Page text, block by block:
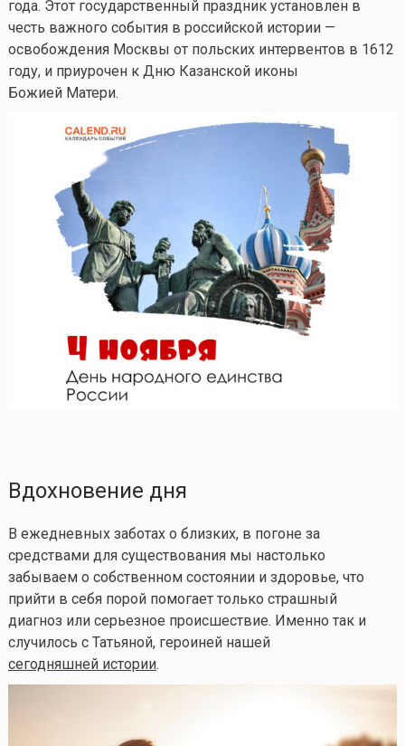
года. Этот государственный праздник установлен в
честь важного события в российской истории —
освобождения Москвы от польских интервентов в 1612
году, и приурочен к Дню Казанской иконы
Божией Матери.
Вдохновение дня
В ежедневных заботах о близких, в погоне за
средствами для существования мы настолько
забываем о собственном состоянии и здоровье, что
прийти в себя порой помогает только страшный
диагноз или серьезное происшествие. Именно так и
случилось с Татьяной, героиней нашей
сегодняшней истории.